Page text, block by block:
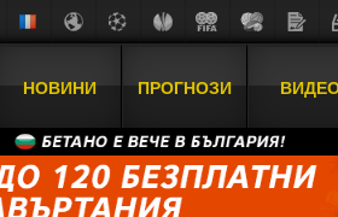
НОВИНИ ПРОГНОЗИ